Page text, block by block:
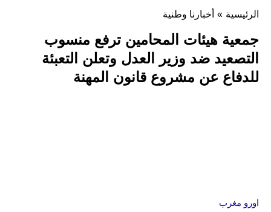
الرئيسية » أخبارنا وطنية
جمعية هيئات المحامين ترفع منسوب
التصعيد ضد وزير العدل وتعلن التعبئة
للدفاع عن مشروع قانون المهنة
اورو مغرب